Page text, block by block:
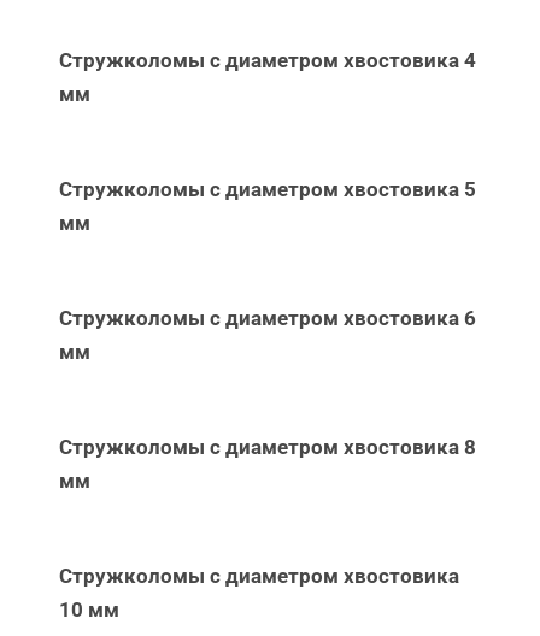
Стружколомы с диаметром хвостовика 4
мм
Стружколомы с диаметром хвостовика 5
мм
Стружколомы с диаметром хвостовика 6
мм
Стружколомы с диаметром хвостовика 8
мм
Стружколомы с диаметром хвостовика
10 мм